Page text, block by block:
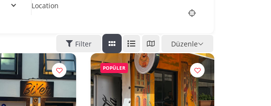
Location
Filter Düzenle
POPÜLER